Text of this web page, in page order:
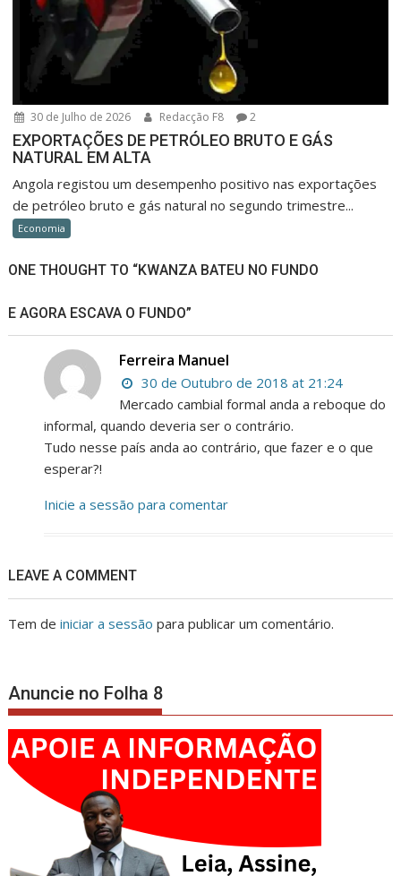
30 de Julho de 2026 Redacção F8 2
EXPORTAÇÕES DE PETRÓLEO BRUTO E GÁS
NATURAL EM ALTA
Angola registou um desempenho positivo nas exportações
de petróleo bruto e gás natural no segundo trimestre...
Economia
ONE THOUGHT TO “KWANZA BATEU NO FUNDO
E AGORA ESCAVA O FUNDO”
Ferreira Manuel
30 de Outubro de 2018 at 21:24
Mercado cambial formal anda a reboque do
informal, quando deveria ser o contrário.
Tudo nesse país anda ao contrário, que fazer e o que
esperar?!
Inicie a sessão para comentar
LEAVE A COMMENT
Tem deiniciar a sessão para publicar um comentário.
Anuncie no Folha 8